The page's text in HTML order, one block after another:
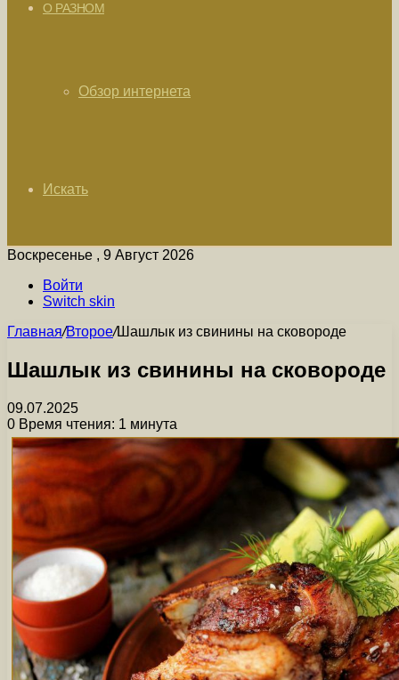
О РАЗНОМ
Обзор интернета
Искать
Воскресенье , 9 Август 2026
Войти
Switch skin
Главная/Второе/Шашлык из свинины на сковороде
Шашлык из свинины на сковороде
09.07.2025
0 Время чтения: 1 минута